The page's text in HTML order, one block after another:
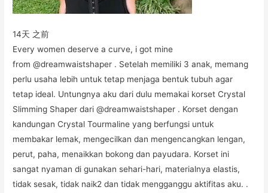
14天 之前
Every women deserve a curve, i got mine
from @dreamwaistshaper . Setelah memiliki 3 anak, memang
perlu usaha lebih untuk tetap menjaga bentuk tubuh agar
tetap ideal. Untungnya aku dari dulu memakai korset Crystal
Slimming Shaper dari @dreamwaistshaper . Korset dengan
kandungan Crystal Tourmaline yang berfungsi untuk
membakar lemak, mengecilkan dan mengencangkan lengan,
perut, paha, menaikkan bokong dan payudara. Korset ini
sangat nyaman di gunakan sehari-hari, materialnya elastis,
tidak sesak, tidak naik2 dan tidak mengganggu aktifitas aku. .